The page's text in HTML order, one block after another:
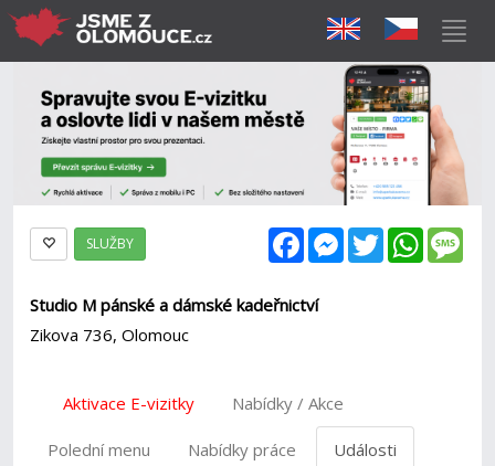
FacebookMessenger
Twitter
SLUŽBY
Studio M pánské a dámské kadeřnictví
Zikova 736, Olomouc
Aktivace E-vizitky Nabídky / Akce
Polední menu Nabídky práce Události